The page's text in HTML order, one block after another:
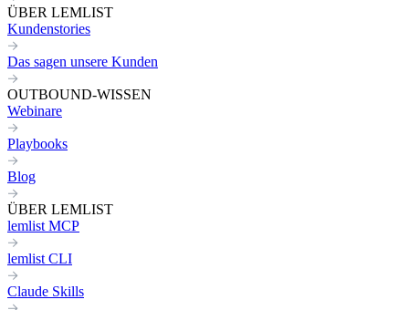
ÜBER LEMLIST
Kundenstories
Das sagen unsere Kunden
OUTBOUND-WISSEN
Webinare
Playbooks
Blog
ÜBER LEMLIST
lemlist MCP
lemlist CLI
Claude Skills